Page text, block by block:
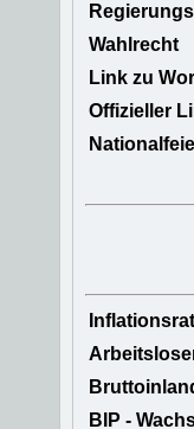
Wahlrecht
Link zu
Offizieller
BIP -